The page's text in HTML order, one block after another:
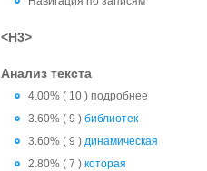
<H3>
Анализ текста
4.00% ( 10 ) подробнее
3.60% ( 9 ) библиотек
3.60% ( 9 ) динамическая
2.80% ( 7 ) которая